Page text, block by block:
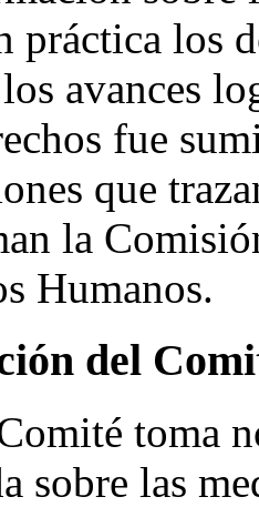
práctica los
avances
fue
que
la
Humanos.
del
toma
sobre las